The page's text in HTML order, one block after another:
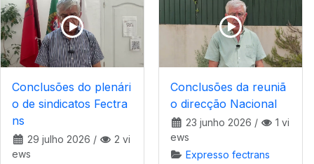
Conclusões do plenári
o de sindicatos Fectra
ns
29 julho 2026 /
2 vi
ews
Conclusões da reuniã
o direcção Nacional
23 junho 2026 /
1 vi
ews
Expresso fectrans